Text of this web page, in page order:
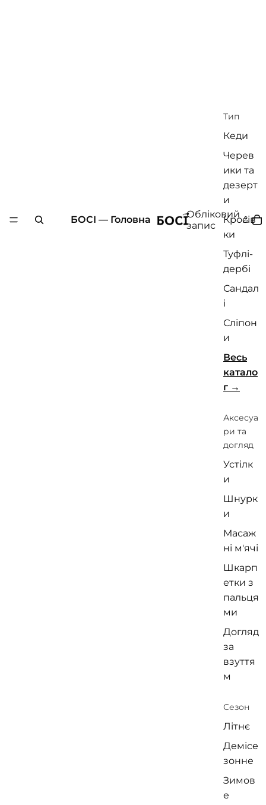
Тип
Кеди
Черев
ики та
дезерт
и
Кросів
ки
Туфлі-
дербі
Сандал
і
Сліпон
и
Весь
катало
г
Аксесуа
ри та
догляд
Устілк
и
Шнурк
и
Масаж
ні м'ячі
Шкарп
етки з
пальця
ми
Догляд
за
взуття
м
Сезон
Літнє
Демісе
зонне
Зимов
е
БОСІ — Головна
Обліковий
запис